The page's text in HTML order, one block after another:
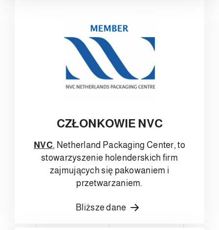
CZŁONKOWIE NVC
NVC, Netherland Packaging Center, to
stowarzyszenie holenderskich firm
zajmujących się pakowaniem i
przetwarzaniem.
Bliższe dane